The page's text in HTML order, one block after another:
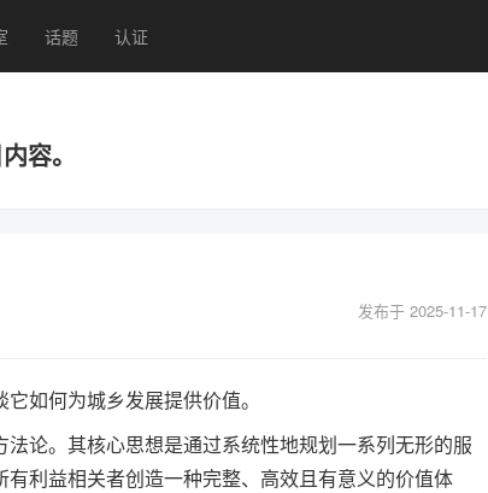
话题 认证
容。
发布于 2025-11-17
如何为城乡发展提供价值。
法论。其核心思想是通过系统性地规划一系列无形的服
利益相关者创造一种完整、高效且有意义的价值体